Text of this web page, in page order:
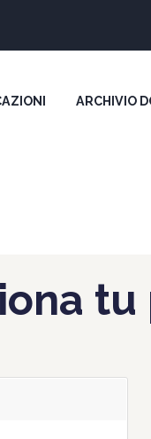
ARCHIVIO